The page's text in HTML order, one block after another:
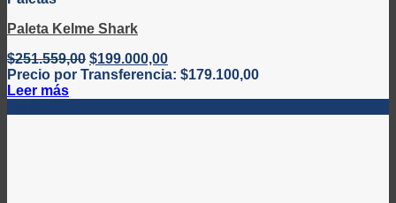
Paleta Kelme Shark
$251.559,00 El
precio
$199.000,00El
precio
Precio por Transferencia: $179.100,00
Leer más